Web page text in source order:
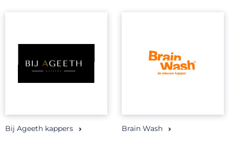
Bij Ageeth kappers Brain Wash